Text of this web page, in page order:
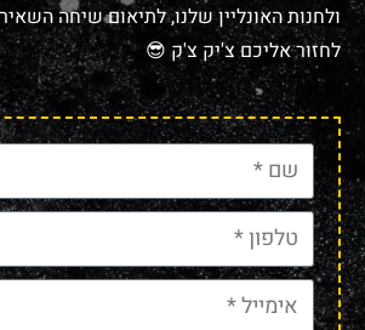
ולחנות האונליין שלנו, לתיאום שיחה
לחזור אליכם צ'יק צ'ק 😎